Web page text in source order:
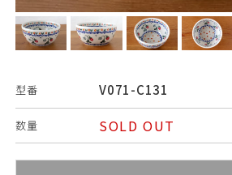
型番 V071-C131
数量 SOLD OUT